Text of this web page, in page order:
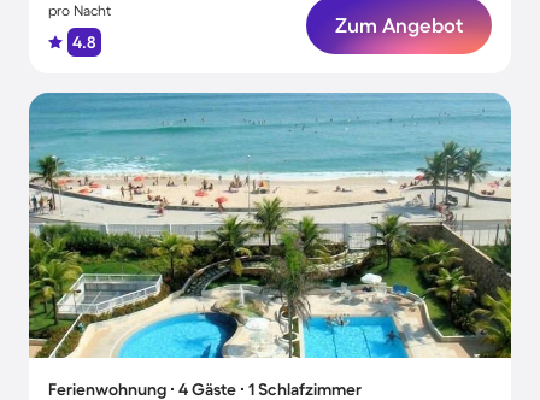
pro Nacht
4.8
Zum Angebot
Ferienwohnung ∙ 4 Gäste ∙ 1 Schlafzimmer